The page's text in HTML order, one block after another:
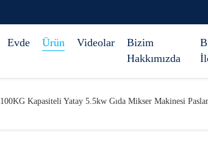
Evde Ürün Videolar
Bizim
Hakkımızda
100KG Kapasiteli Yatay 5.5kw Gıda Mikser Makinesi